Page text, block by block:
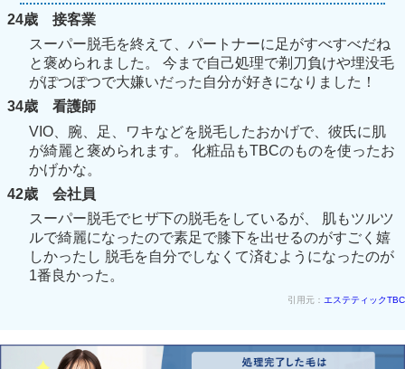
24歳 接客業
スーパー脱毛を終えて、パートナーに足がすべすべだね
と褒められました。 今まで自己処理で剃刀負けや埋没毛
がぽつぽつで大嫌いだった自分が好きになりました！
34歳 看護師
VIO、腕、足、ワキなどを脱毛したおかげで、彼氏に肌
が綺麗と褒められます。 化粧品もTBCのものを使ったお
かげかな。
42歳 会社員
スーパー脱毛でヒザ下の脱毛をしているが、 肌もツルツ
ルで綺麗になったので素足で膝下を出せるのがすごく嬉
しかったし 脱毛を自分でしなくて済むようになったのが
1番良かった。
引用元： エステティックTBC